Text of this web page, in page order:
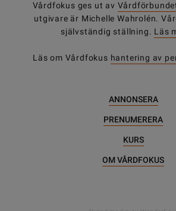
Vårdfokus ges ut av
utgivare är Michelle Wahrolén.
självständig ställning. Läs
Läs om Vårdfokus hantering av
ANNONSERA
PRENUMERERA
KURS
OM VÅRDFOKUS